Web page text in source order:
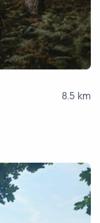
8.5 km